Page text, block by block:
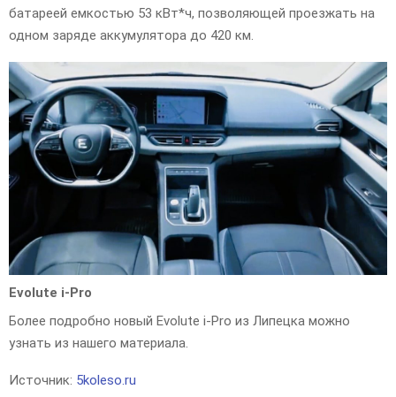
батареей емкостью 53 кВт*ч, позволяющей проезжать на
одном заряде аккумулятора до 420 км.
Evolute i-Pro
Более подробно новый Evolute i-Pro из Липецка можно
узнать из нашего материала.
Источник: 5koleso.ru